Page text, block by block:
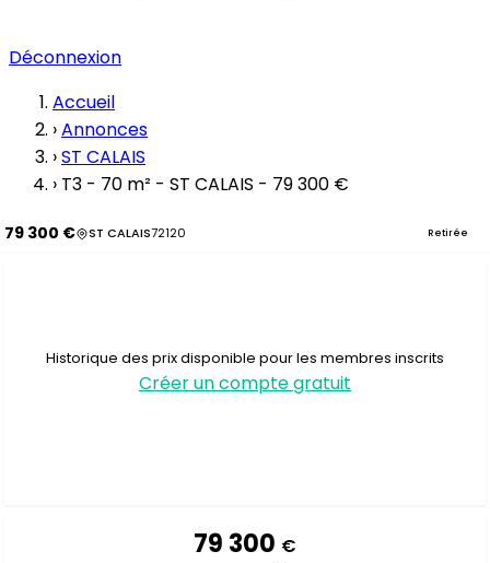
Déconnexion
Accueil
›Annonces
›ST CALAIS
› T3 - 70 m² - ST CALAIS - 79 300 €
79 300 € ST CALAIS72120 Retirée
Historique des prix disponible pour les membres inscrits
Créer un compte gratuit
79 300 €